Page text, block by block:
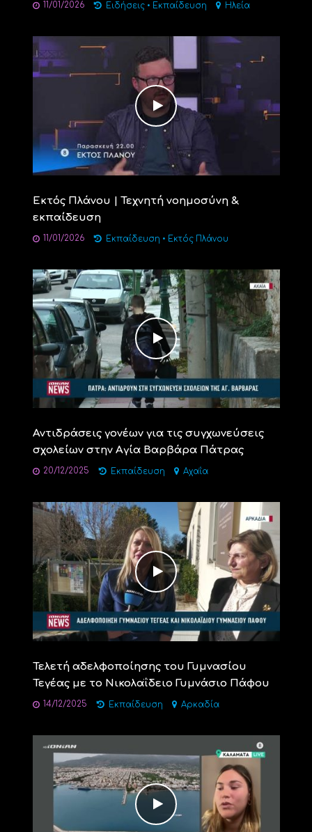
11/01/2026 Ειδήσεις • Εκπαίδευση Ηλεία
Εκτός Πλάνου | Τεχνητή νοημοσύνη &
εκπαίδευση
11/01/2026 Εκπαίδευση • Εκτός Πλάνου
Αντιδράσεις γονέων για τις συγχωνεύσεις
σχολείων στην Αγία Βαρβάρα Πάτρας
20/12/2025 Εκπαίδευση Αχαΐα
Τελετή αδελφοποίησης του Γυμνασίου
Τεγέας με το Νικολαΐδειο Γυμνάσιο Πάφου
14/12/2025 Εκπαίδευση Αρκαδία